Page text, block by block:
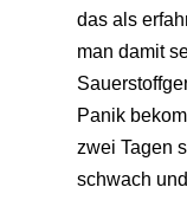
das als
man damit
Panik
zwei Tagen
schwach